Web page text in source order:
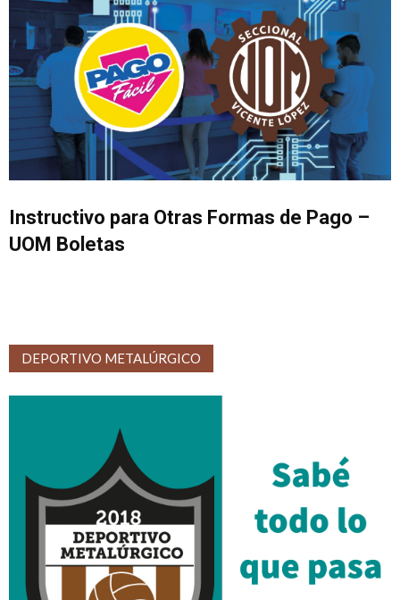
Instructivo para Otras Formas de Pago –
UOM Boletas
DEPORTIVO METALÚRGICO